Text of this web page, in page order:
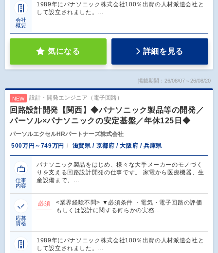
会社
概要
1989年にパナソニック株式会社100％出資の人材派遣会社と
して設立されました。…
気になる 詳細を見る
掲載期間：26/08/07～26/08/20
NEW 設計・開発エンジニア（電子回路）
回路設計開発【関西】◆パナソニック製品等の開発／
パーソル×パナソニックの安定基盤／年休125日◆
パーソルエクセルHRパートナーズ株式会社
500万円～749万円
滋賀県 / 京都府 / 大阪府 / 兵庫県
仕事
内容
パナソニック製品をはじめ、様々な大手メーカーのモノづく
りを支える回路設計開発の仕事です。 家電から医療機器、生
産設備まで、…
応募
資格
必須
<業界経験不問> ▼必須条件 ・電気・電子回路の評価
もしくは設計に関する何らかの実務…
1989年にパナソニック株式会社100％出資の人材派遣会社と
して設立されました。…